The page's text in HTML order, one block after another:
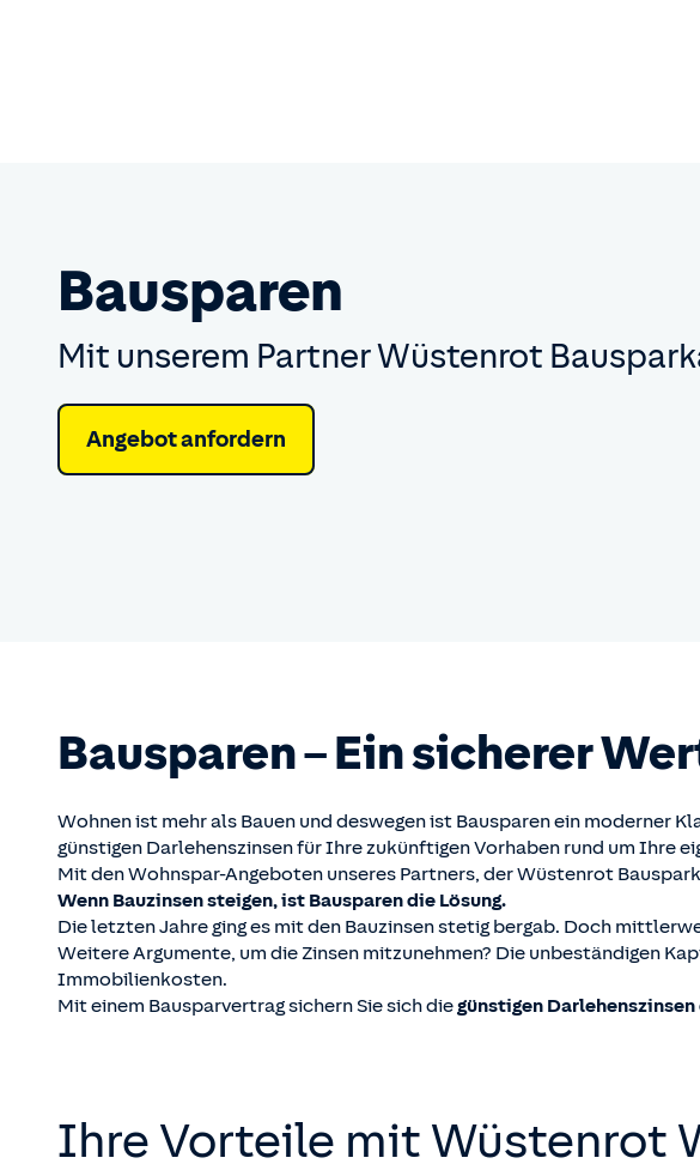
Bau­sparen
Mit unserem Partner Wüstenrot
Angebot anfordern
Bau­sparen – Ein sicherer
Wohnen ist mehr als Bauen und deswegen ist Bausparen ein moderner
günstigen Darlehenszinsen für Ihre zukünftigen Vorhaben rund um Ihre
Mit den Wohnspar-Angeboten unseres Partners, der Wüstenrot
Wenn Bauzinsen steigen, ist Bausparen die Lösung.
Die letzten Jahre ging es mit den Bauzinsen stetig bergab. Doch
Weitere Argumente, um die Zinsen mitzunehmen? Die unbeständigen
Immobilienkosten.
Mit einem Bausparvertrag sichern Sie sich diegünstigen
Ihre Vorteile mit Wüstenrot